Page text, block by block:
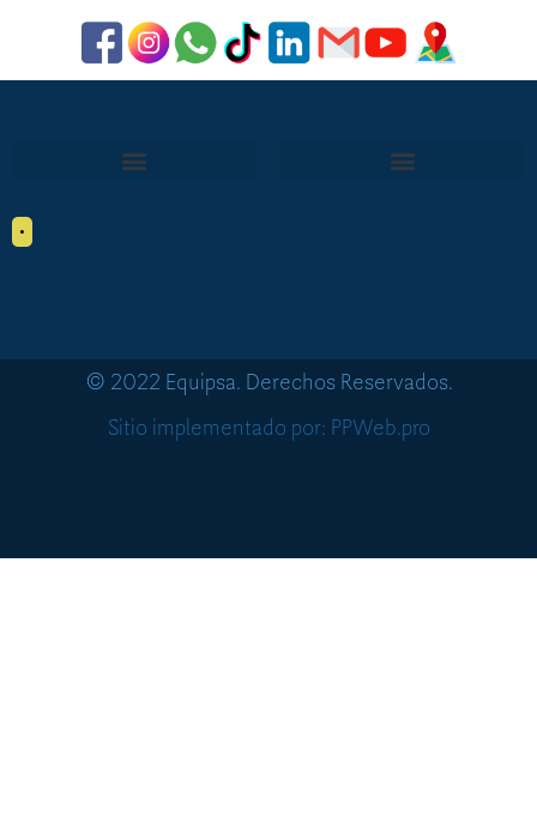
•
© 2022 Equipsa. Derechos Reservados.
Sitio implementado por: PPWeb.pro